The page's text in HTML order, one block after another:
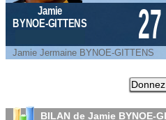
Jamie
BYNOE-GITTENS
27
Jamie Jermaine BYNOE-GITTENS
BILAN de Jamie BYNOE-